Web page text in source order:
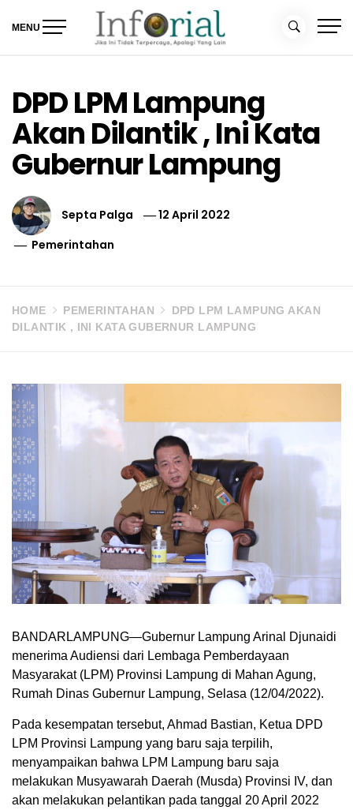
MENU
DPD LPM Lampung
Akan Dilantik , Ini Kata
Gubernur Lampung
Septa Palga
12 April 2022
Pemerintahan
HOME PEMERINTAHAN
DPD LPM LAMPUNG AKAN
DILANTIK , INI KATA GUBERNUR LAMPUNG
BANDARLAMPUNG—Gubernur Lampung Arinal Djunaidi
menerima Audiensi dari Lembaga Pemberdayaan
Masyarakat (LPM) Provinsi Lampung di Mahan Agung,
Rumah Dinas Gubernur Lampung, Selasa (12/04/2022).
Pada kesempatan tersebut, Ahmad Bastian, Ketua DPD
LPM Provinsi Lampung yang baru saja terpilih,
menyampaikan bahwa LPM Lampung baru saja
melakukan Musyawarah Daerah (Musda) Provinsi IV, dan
akan melakukan pelantikan pada tanggal 20 April 2022